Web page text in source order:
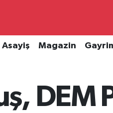
Asayiş Magazin
DEM